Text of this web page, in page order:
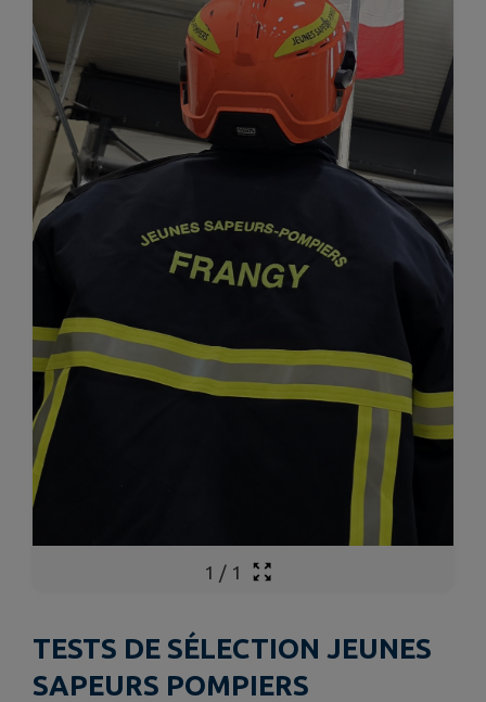
1 / 1
TESTS DE SÉLECTION JEUNES
SAPEURS POMPIERS